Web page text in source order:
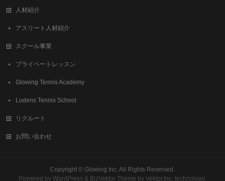
人材紹介
アスリート人材紹介
スクール事業
プライベートレッスン
Glowing Tennis Academy
Ludens Tennis School
リクルート
お問い合わせ
Copyright © Glowing Inc. All Rights Reserved.
Powered byWordPress & BizVektor Theme byVektor,Inc. technology.